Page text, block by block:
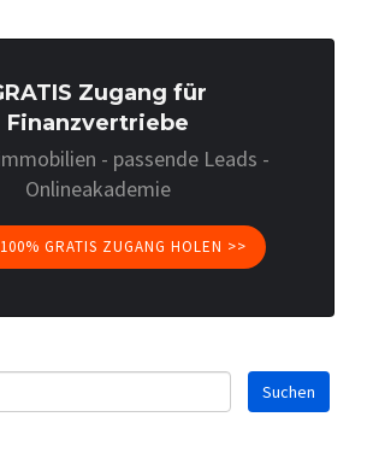
Zugang für
Finanzvertriebe
- passende Leads -
Onlineakademie
GRATIS ZUGANG HOLEN >>